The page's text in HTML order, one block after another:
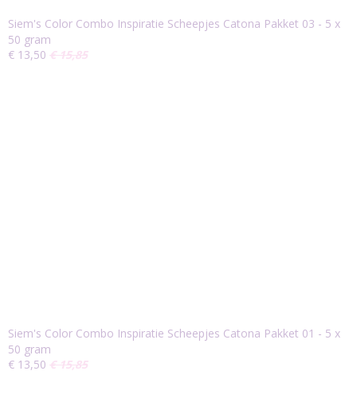
Siem's Color Combo Inspiratie Scheepjes Catona Pakket 03 - 5 x
50 gram
€ 13,50 € 15,85
Siem's Color Combo Inspiratie Scheepjes Catona Pakket 01 - 5 x
50 gram
€ 13,50 € 15,85